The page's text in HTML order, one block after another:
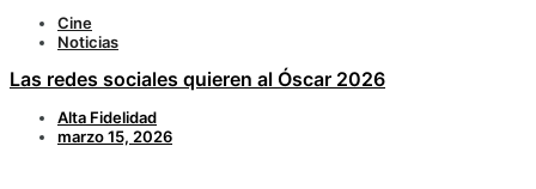
Cine
Noticias
Las redes sociales quieren al Óscar 2026
Alta Fidelidad
marzo 15, 2026